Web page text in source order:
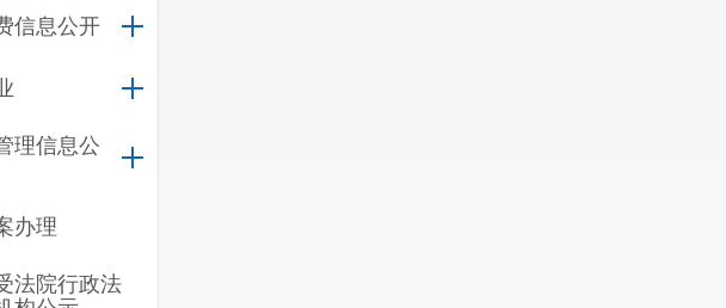
信息公开
理信息公
办理
法院行政法